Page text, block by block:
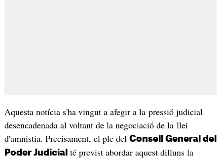
Aquesta notícia s'ha vingut a afegir a la pressió judicial
desencadenada al voltant de la negociació de la llei
d'amnistia. Precisament, el ple del Consell General del
Poder Judicial té previst abordar aquest dilluns la